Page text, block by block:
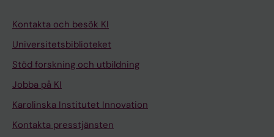
Kontakta och besök KI
Universitetsbiblioteket
Stöd forskning och utbildning
Jobba på KI
Karolinska Institutet Innovation
Kontakta presstjänsten